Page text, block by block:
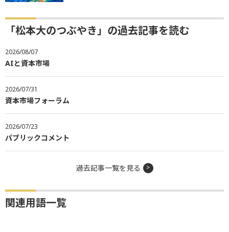
「松本大のつぶやき」の過去記事を読む
2026/08/07
AIと資本市場
2026/07/31
資本市場フォーラム
2026/07/23
パブリックコメント
過去記事一覧を見る
関連用語一覧